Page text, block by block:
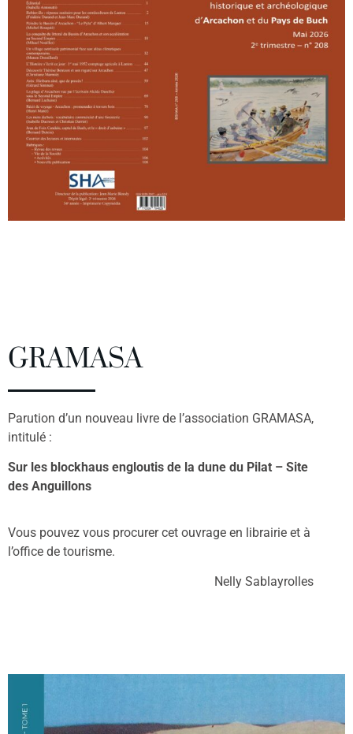
GRAMASA
Parution d’un nouveau livre de l’association GRAMASA,
intitulé :
Sur les blockhaus engloutis de la dune du Pilat – Site
des Anguillons
Vous pouvez vous procurer cet ouvrage en librairie et à
l’office de tourisme.
Nelly Sablayrolles